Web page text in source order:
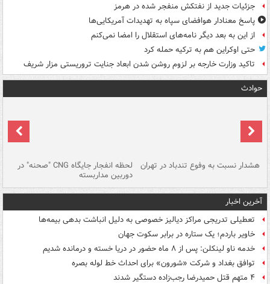
جزئیات جدید از نفتکش منفجر شده در هرمز
پاسخ معنادار هوافضای سپاه به تهدیدات آمریکایی‌ها
از این به بعد دیگر نامه‌های استقلال را امضا نمی‌کنم
حتی اوکراین هم به ترکیه حمله کرد
تاکید وزارت خارجه بر لزوم روشن شدن ابعاد جنایت تروریستی مزار شریف
حوادث
هشدار نسبت به وفوع تندباد در تهران لحظه انفجار جایگاه CNG "صحنه" در
دوربین مداربسته
آخرین اخبار
تعطیلی تدریجی مراکز دیالیز خصوصی به دلیل انباشت بدهی بیمه‌ها
خاویر باردم؛ یک ستاره در برابر سکوت جهان
خدمه ناو لینکلن: پس از ۸ ماه حضور در دریا خسته و درمانده‌ شدیم
توافق بغداد و شرکت «شورون» برای احداث خط لوله بصره
۴ متهم قتل حمیدرضا رجب‌زاده دستگیر شدند